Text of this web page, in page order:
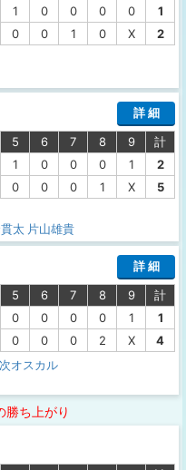
1 0 0 0 0
1
0 0 1 0 X
2
詳 細
5 6 7 8 9
計
1 0 0 0 1
2
0 0 0 1 X
5
太 片山雄貴
詳 細
5 6 7 8 9
計
0 0 0 0 1
1
0 0 0 2 X
4
オスカル
勝ち上がり